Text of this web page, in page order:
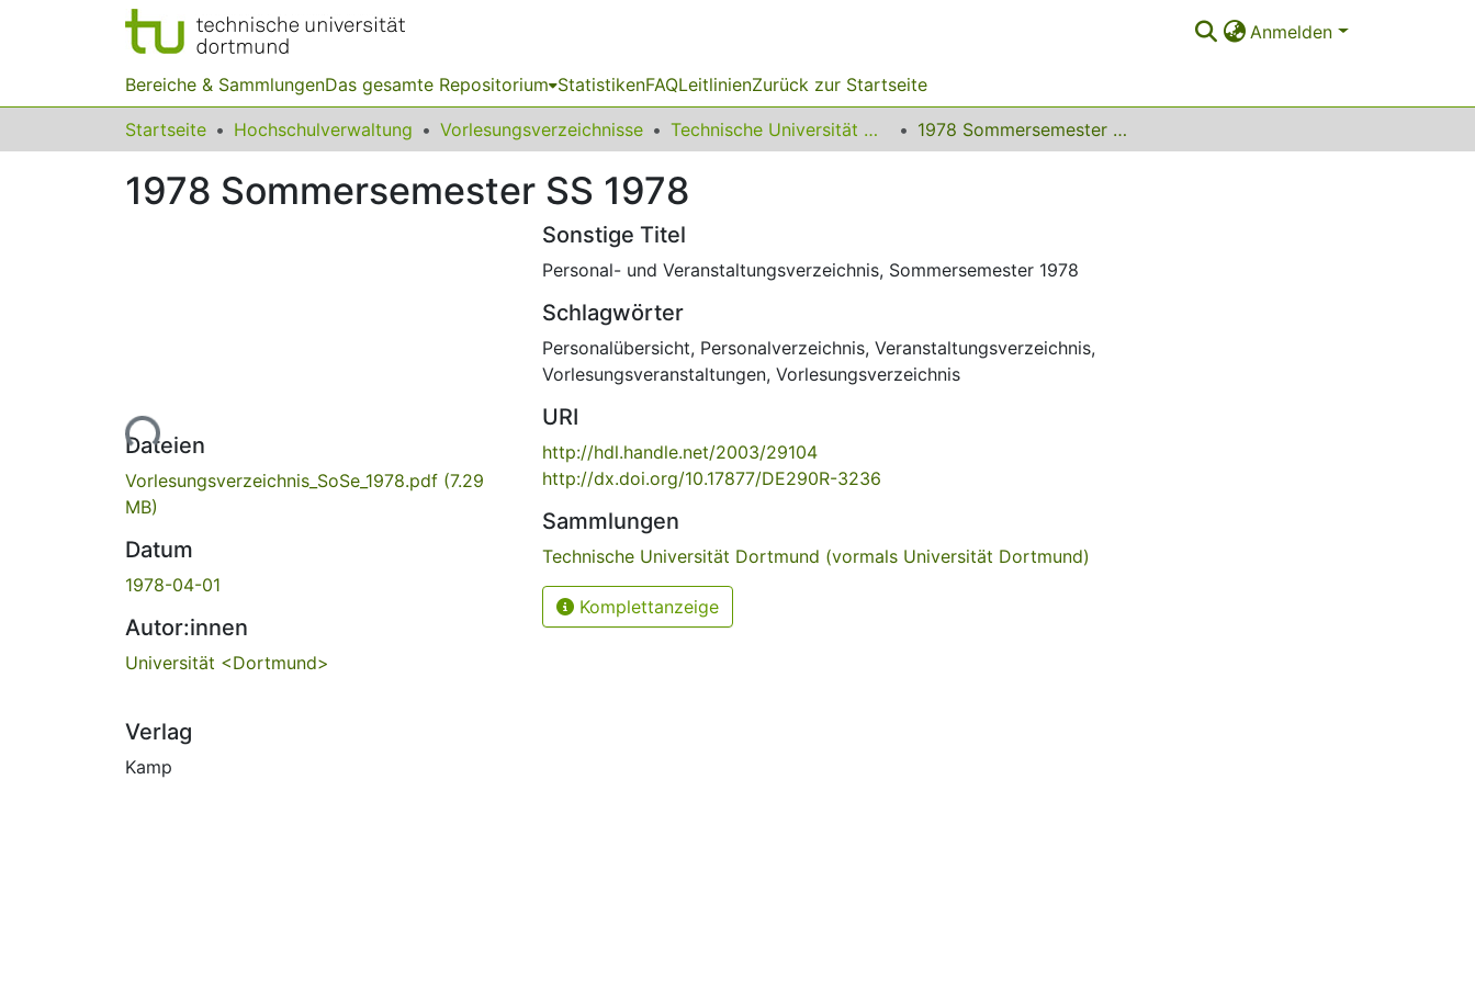
Anmelden
Bereiche & SammlungenDas gesamte Repositorium StatistikenFAQLeitlinienZurück zur Startseite
Startseite Hochschulverwaltung Vorlesungsverzeichnisse Technische Universität Dortmund (vormals Universität Dortmund) 1978 Sommersemester SS 1978
1978 Sommersemester SS 1978
Lade...
Dateien
Vorlesungsverzeichnis_SoSe_1978.pdf (7.29
MB)
Datum
1978-04-01
Autor:innen
Universität <Dortmund>
Verlag
Kamp
Sonstige Titel
Personal- und Veranstaltungsverzeichnis, Sommersemester 1978
Schlagwörter
Personalübersicht, Personalverzeichnis, Veranstaltungsverzeichnis,
Vorlesungsveranstaltungen, Vorlesungsverzeichnis
URI
http://hdl.handle.net/2003/29104
http://dx.doi.org/10.17877/DE290R-3236
Sammlungen
Technische Universität Dortmund (vormals Universität Dortmund)
Komplettanzeige